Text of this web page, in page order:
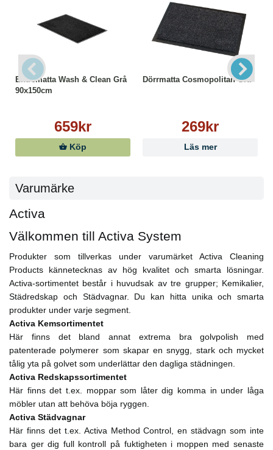
Entrematta Wash & Clean Grå
90x150cm
659kr
Köp
Dörrmatta Cosmopolitan Grå
269kr
Läs mer
Varumärke
Activa
Välkommen till Activa System
Produkter som tillverkas under varumärket Activa Cleaning
Products kännetecknas av hög kvalitet och smarta lösningar.
Activa-sortimentet består i huvudsak av tre grupper; Kemikalier,
Städredskap och Städvagnar. Du kan hitta unika och smarta
produkter under varje segment.
Activa Kemsortimentet
Här finns det bland annat extrema bra golvpolish med
patenterade polymerer som skapar en snygg, stark och mycket
tålig yta på golvet som underlättar den dagliga städningen.
Activa Redskapssortimentet
Här finns det t.ex. moppar som låter dig komma in under låga
möbler utan att behöva böja ryggen.
Activa Städvagnar
Här finns det t.ex. Activa Method Control, en städvagn som inte
bara ger dig full kontroll på fuktigheten i moppen med senaste